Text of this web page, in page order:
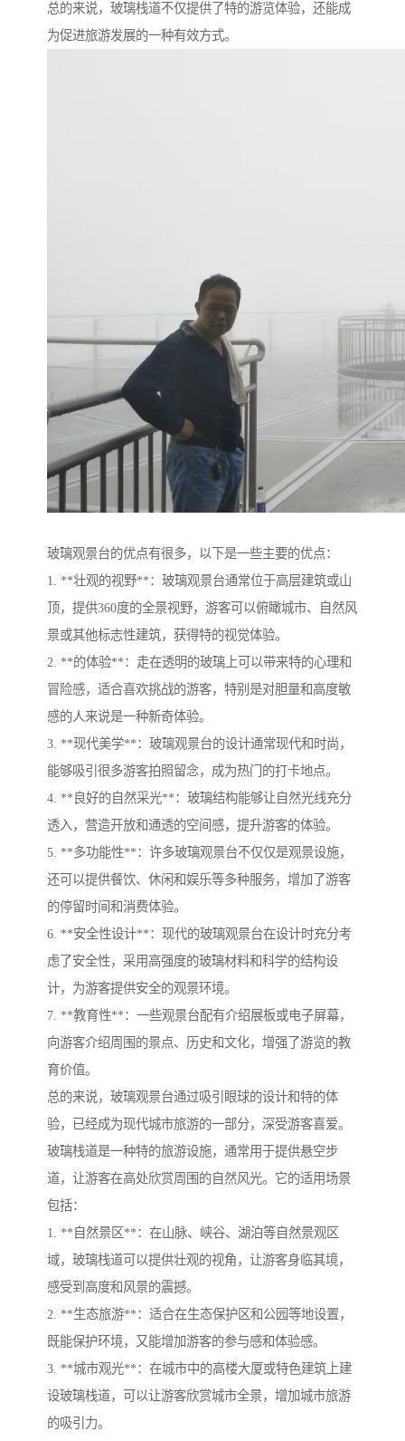
总的来说，玻璃栈道不仅提供了特的游览体验，还能成
为促进旅游发展的一种有效方式。
玻璃观景台的优点有很多，以下是一些主要的优点：
1. **壮观的视野**：玻璃观景台通常位于高层建筑或山
顶，提供360度的全景视野，游客可以俯瞰城市、自然风
景或其他标志性建筑，获得特的视觉体验。
2. **的体验**：走在透明的玻璃上可以带来特的心理和
冒险感，适合喜欢挑战的游客，特别是对胆量和高度敏
感的人来说是一种新奇体验。
3. **现代美学**：玻璃观景台的设计通常现代和时尚，
能够吸引很多游客拍照留念，成为热门的打卡地点。
4. **良好的自然采光**：玻璃结构能够让自然光线充分
透入，营造开放和通透的空间感，提升游客的体验。
5. **多功能性**：许多玻璃观景台不仅仅是观景设施，
还可以提供餐饮、休闲和娱乐等多种服务，增加了游客
的停留时间和消费体验。
6. **安全性设计**：现代的玻璃观景台在设计时充分考
虑了安全性，采用高强度的玻璃材料和科学的结构设
计，为游客提供安全的观景环境。
7. **教育性**：一些观景台配有介绍展板或电子屏幕，
向游客介绍周围的景点、历史和文化，增强了游览的教
育价值。
总的来说，玻璃观景台通过吸引眼球的设计和特的体
验，已经成为现代城市旅游的一部分，深受游客喜爱。
玻璃栈道是一种特的旅游设施，通常用于提供悬空步
道，让游客在高处欣赏周围的自然风光。它的适用场景
包括：
1. **自然景区**：在山脉、峡谷、湖泊等自然景观区
域，玻璃栈道可以提供壮观的视角，让游客身临其境，
感受到高度和风景的震撼。
2. **生态旅游**：适合在生态保护区和公园等地设置，
既能保护环境，又能增加游客的参与感和体验感。
3. **城市观光**：在城市中的高楼大厦或特色建筑上建
设玻璃栈道，可以让游客欣赏城市全景，增加城市旅游
的吸引力。